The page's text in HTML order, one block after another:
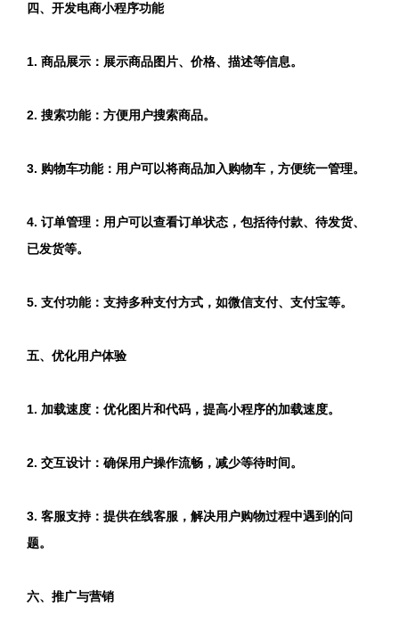
四、开发电商小程序功能
1. 商品展示：展示商品图片、价格、描述等信息。
2. 搜索功能：方便用户搜索商品。
3. 购物车功能：用户可以将商品加入购物车，方便统一管理。
4. 订单管理：用户可以查看订单状态，包括待付款、待发货、
已发货等。
5. 支付功能：支持多种支付方式，如微信支付、支付宝等。
五、优化用户体验
1. 加载速度：优化图片和代码，提高小程序的加载速度。
2. 交互设计：确保用户操作流畅，减少等待时间。
3. 客服支持：提供在线客服，解决用户购物过程中遇到的问
题。
六、推广与营销